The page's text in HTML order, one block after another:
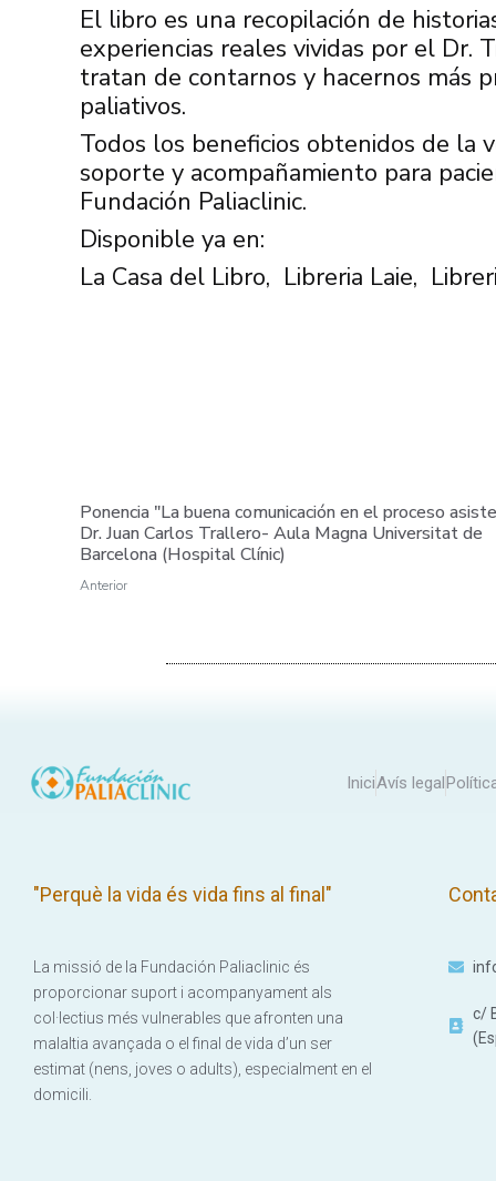
El libro es una recopilación de
experiencias reales vividas por el Dr.
tratan de contarnos y hacernos más
paliativos.
Todos los beneficios obtenidos de la
soporte y acompañamiento para
Fundación Paliaclinic.
Disponible ya en:
La Casa del Libro, Libreria Laie,
Ponencia "La buena comunicación en el proceso
Dr. Juan Carlos Trallero- Aula Magna Universitat de
Barcelona (Hospital Clínic)
Anterior
IniciAvís legal
"Perquè la vida és vida fins al final"
La missió de la Fundación Paliaclinic és
proporcionar suport i acompanyament als
col·lectius més vulnerables que afronten una
malaltia avançada o el final de vida d’un ser
estimat (nens, joves o adults), especialment en el
domicili.
c/